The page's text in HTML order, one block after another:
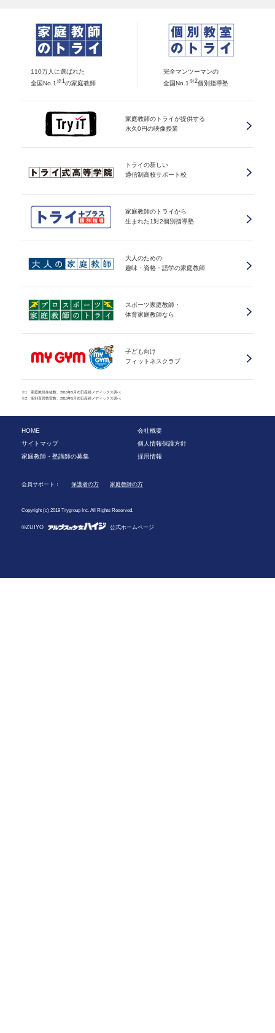
110万人に選ばれた
全国No.1 ※1 の家庭教師
完全マンツーマンの
全国No.1 ※2個別指導塾
家庭教師のトライが提供する
永久0円の映像授業
トライの新しい
通信制高校サポート校
家庭教師のトライから
生まれた1対2個別指導塾
大人のための
趣味・資格・語学の家庭教師
スポーツ家庭教師・
体育家庭教師なら
子ども向け
フィットネスクラブ
※1 家庭教師生徒数、2016年5月20日産經メディックス調べ
※2 個別直営教室数、2016年5月20日産經メディックス調べ
HOME
会社概要
サイトマップ
個人情報保護方針
家庭教師・塾講師の募集
採用情報
会員サポート： 保護者の方 家庭教師の方
Copyright (c) 2019 Trygroup Inc. All Rights Reserved.
©ZUIYO 公式ホームページ